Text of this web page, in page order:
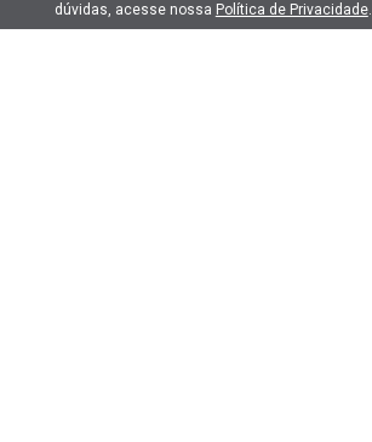
Formas de pagamento
dúvidas, acesse nossa Política de Privacidade.